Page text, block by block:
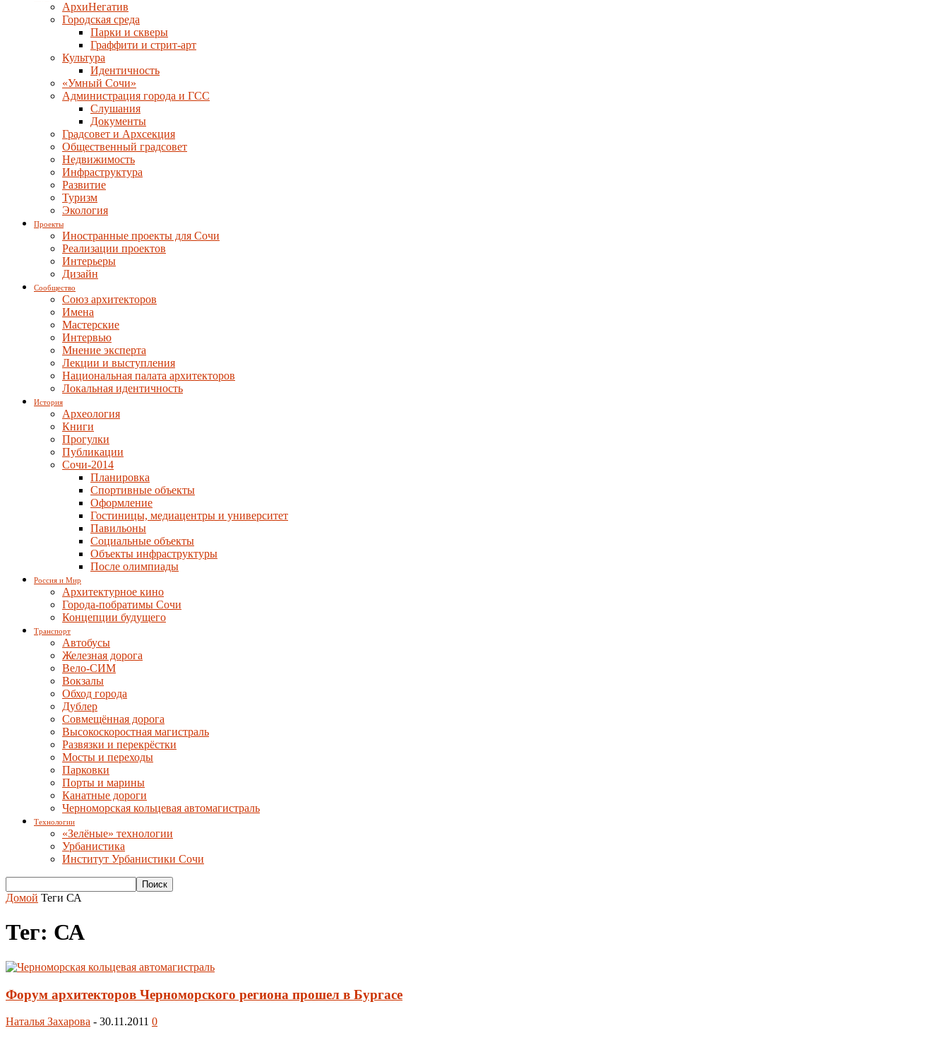
АрхиНегатив
Городская среда
Парки и скверы
Граффити и стрит-арт
Культура
Идентичность
«Умный Сочи»
Администрация города и ГСС
Слушания
Документы
Градсовет и Архсекция
Общественный градсовет
Недвижимость
Инфраструктура
Развитие
Туризм
Экология
Проекты
Иностранные проекты для Сочи
Реализации проектов
Интерьеры
Дизайн
Сообщество
Союз архитекторов
Имена
Мастерские
Интервью
Мнение эксперта
Лекции и выступления
Национальная палата архитекторов
Локальная идентичность
История
Археология
Книги
Прогулки
Публикации
Сочи-2014
Планировка
Спортивные объекты
Оформление
Гостиницы, медиацентры и университет
Павильоны
Социальные объекты
Объекты инфраструктуры
После олимпиады
Россия и Мир
Архитектурное кино
Города-побратимы Сочи
Концепции будущего
Транспорт
Автобусы
Железная дорога
Вело-СИМ
Вокзалы
Обход города
Дублер
Совмещённая дорога
Высокоскоростная магистраль
Развязки и перекрёстки
Мосты и переходы
Парковки
Порты и марины
Канатные дороги
Черноморская кольцевая автомагистраль
Технологии
«Зелёные» технологии
Урбанистика
Институт Урбанистики Сочи
Домой Теги СА
Тег: СА
Форум архитекторов Черноморского региона прошел в Бургасе
Наталья Захарова - 30.11.2011 0